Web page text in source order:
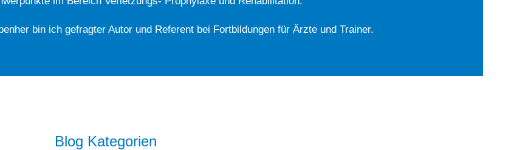
bin ich gefragter Autor und Referent bei Fortbildungen für Ärzte und Trainer.
Blog Kategorien